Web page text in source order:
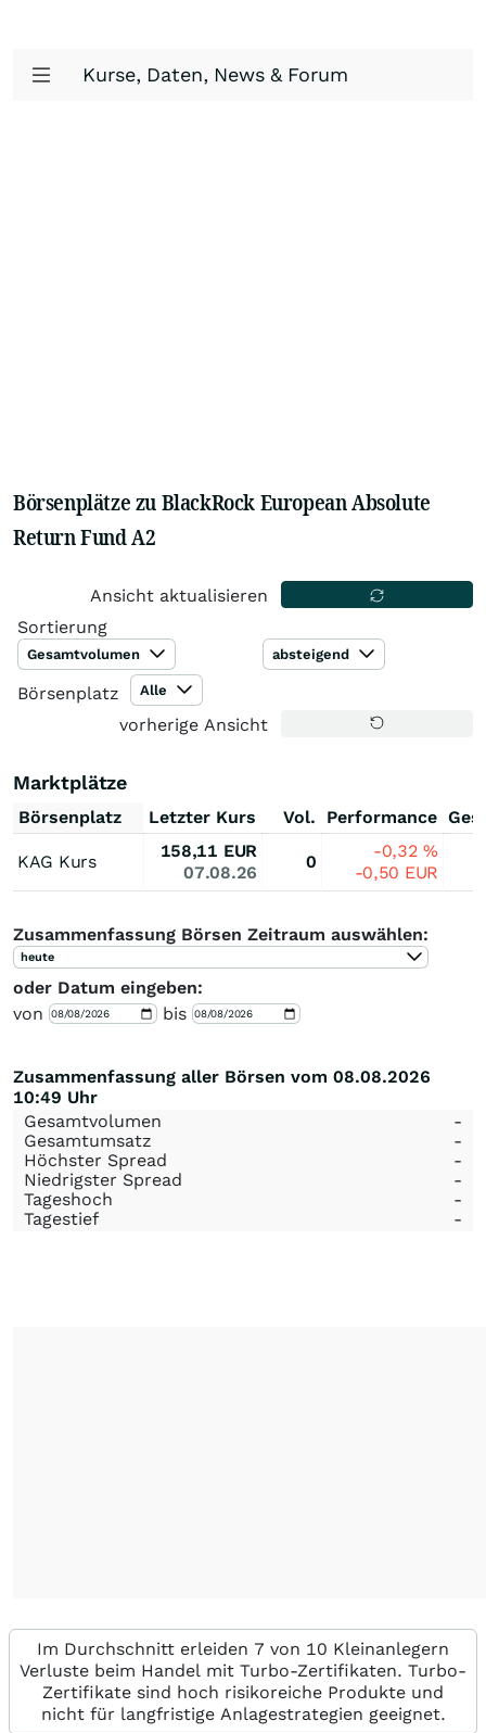
Kurse, Daten, News & Forum
Börsenplätze zu BlackRock European Absolute
Return Fund A2
Ansicht aktualisieren
Sortierung
Gesamtvolumen absteigend
Börsenplatz Alle
vorherige Ansicht
Marktplätze
Börsenplatz Letzter Kurs Vol. Performance
KAG Kurs
158,11 EUR
07.08.26
0
-0,32%
-0,50 EUR
Zusammenfassung Börsen Zeitraum auswählen:
heute
oder Datum eingeben:
von
bis
Zusammenfassung aller Börsen vom 08.08.2026
10:49 Uhr
Gesamtvolumen
-
Gesamtumsatz
-
Höchster Spread
-
Niedrigster Spread
-
Tageshoch
-
Tagestief
-
Im Durchschnitt erleiden 7 von 10 Kleinanlegern
Verluste beim Handel mit Turbo-Zertifikaten. Turbo-
Zertifikate sind hoch risikoreiche Produkte und
nicht für langfristige Anlagestrategien geeignet.